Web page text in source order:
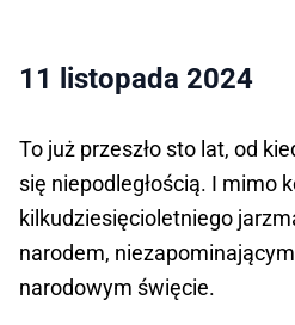
11 listopada 2024
To już przeszło sto lat, od
się niepodległością. I mimo
kilkudziesięcioletniego
narodem,
narodowym święcie.